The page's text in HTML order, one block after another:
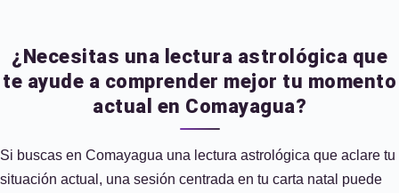
¿Necesitas una lectura astrológica que
te ayude a comprender mejor tu momento
actual en Comayagua?
Si buscas en Comayagua una lectura astrológica que aclare tu
situación actual, una sesión centrada en tu carta natal puede